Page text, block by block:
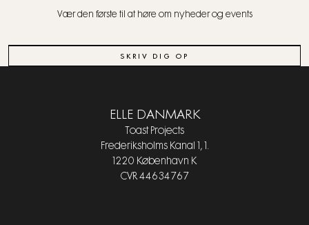
Vær den første til at høre om nyheder og events
SKRIV DIG OP
ELLE DANMARK
Toast Projects
Frederiksholms Kanal 1, 1.
1220 København K
CVR 44634767